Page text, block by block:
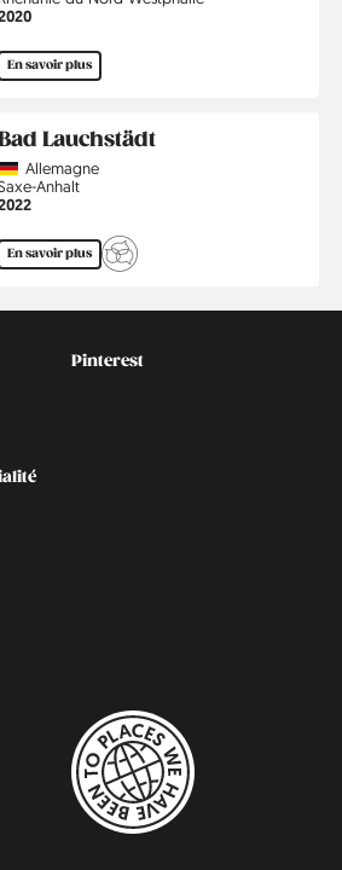
En savoir plus
Lauchstädt
Allemagne
Anhalt
En savoir plus
Social
Pinterest